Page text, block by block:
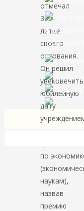
отмечал
300-
летие
своего
основания.
Он решил
увековечить
юбилейную
дату
по
наукам),
назвав
премию